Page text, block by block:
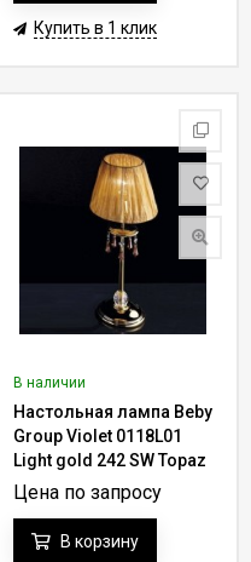
Купить в 1 клик
В наличии
Настольная лампа Beby
Group Violet 0118L01
Light gold 242 SW Topaz
Цена по запросу
В корзину